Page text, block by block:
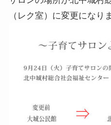
（レク室）に変更になり